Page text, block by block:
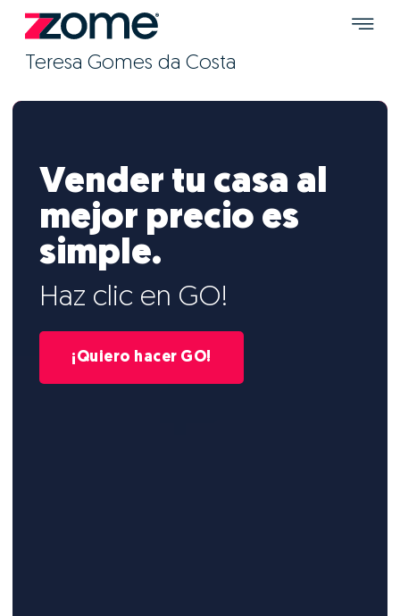
Teresa Gomes da Costa
Vender tu casa al
mejor precio es
simple.
Haz clic en GO!
¡Quiero hacer GO!